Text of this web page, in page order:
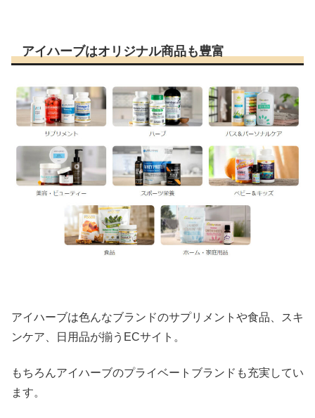
アイハーブはオリジナル商品も豊富
アイハーブは色んなブランドのサプリメントや食品、スキ
ンケア、日用品が揃うECサイト。
もちろんアイハーブのプライベートブランドも充実してい
ます。